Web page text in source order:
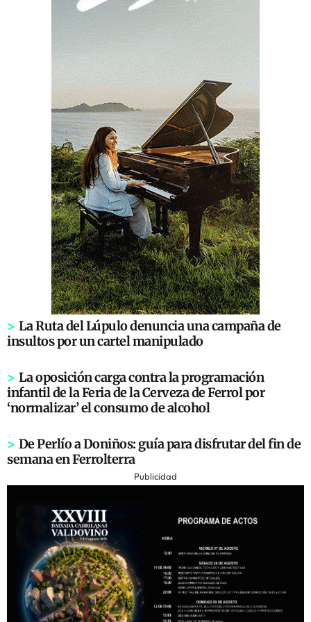
> La Ruta del Lúpulo denuncia una campaña de
insultos por un cartel manipulado
> La oposición carga contra la programación
infantil de la Feria de la Cerveza de Ferrol por
‘normalizar’ el consumo de alcohol
> De Perlío a Doniños: guía para disfrutar del fin de
semana en Ferrolterra
Publicidad